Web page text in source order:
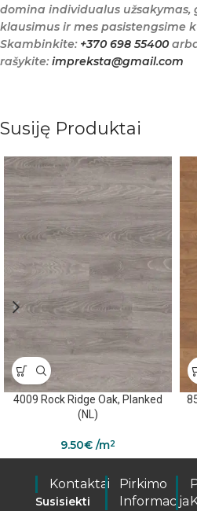
domina individualus
klausimus ir mes pasistengsime
Skambinkite: +370 698 55400
rašykite:impreksta@gmail.com
Susiję Produktai
4009 Rock Ridge Oak, Planked
(NL)
9.50€ /m2
Kontaktai
Susisiekti
Pirkimo
Informacija